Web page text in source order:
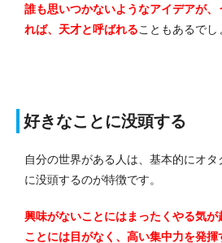
誰も思いつかないようなアイデアが
れば、天才と呼ばれることもあるでし
好きなことに没頭する
自分の世界がある人は、基本的にオタ
に没頭するのが特徴です。
興味がないことにはまったくやる気
ことには目がなく、高い集中力を発揮